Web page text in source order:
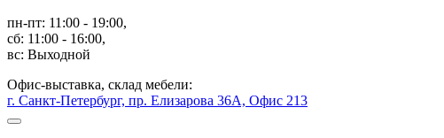
пн-пт: 11:00 - 19:00,
сб: 11:00 - 16:00,
вс: Выходной
Офис-выставка, склад мебели:
г. Санкт-Петербург, пр. Елизарова 36А, Офис 213